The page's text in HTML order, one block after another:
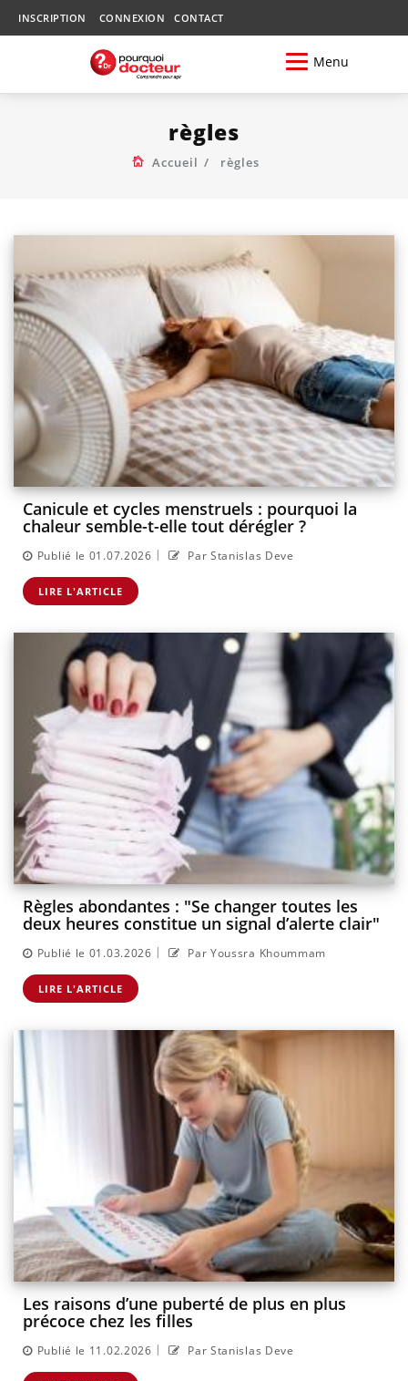
INSCRIPTION CONNEXION CONTACT
Menu
règles
Accueil règles
Canicule et cycles menstruels : pourquoi la
chaleur semble-t-elle tout dérégler ?
Publié le 01.07.2026 | Par Stanislas Deve
LIRE L'ARTICLE
Règles abondantes : "Se changer toutes les
deux heures constitue un signal d’alerte clair"
Publié le 01.03.2026 | Par Youssra Khoummam
LIRE L'ARTICLE
Les raisons d’une puberté de plus en plus
précoce chez les filles
Publié le 11.02.2026 | Par Stanislas Deve